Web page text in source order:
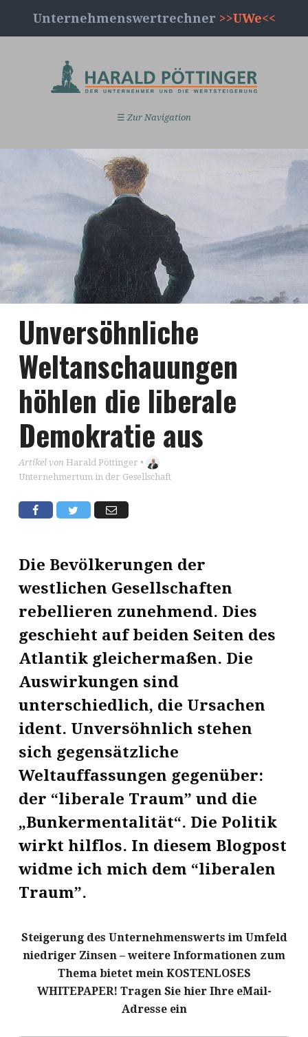
Unternehmenswertrechner >>UWe<<
☰ Zur Navigation
Unversöhnliche
Weltanschauungen
höhlen die liberale
Demokratie aus
Artikel von Harald Pöttinger •
Unternehmertum in der Gesellschaft
Die Bevölkerungen der
westlichen Gesellschaften
rebellieren zunehmend. Dies
geschieht auf beiden Seiten des
Atlantik gleichermaßen. Die
Auswirkungen sind
unterschiedlich, die Ursachen
ident. Unversöhnlich stehen
sich gegensätzliche
Weltauffassungen gegenüber:
der “liberale Traum” und die
„Bunkermentalität“. Die Politik
wirkt hilflos. In diesem Blogpost
widme ich mich dem “liberalen
Traum”.
Steigerung des Unternehmenswerts im Umfeld
niedriger Zinsen – weitere Informationen zum
Thema bietet mein KOSTENLOSES
WHITEPAPER! Tragen Sie hier Ihre eMail-
Adresse ein